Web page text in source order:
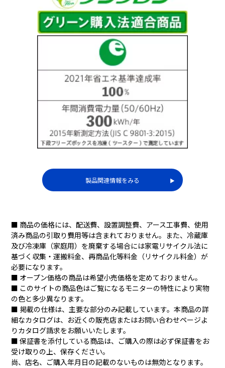
製品関連情報をみる ▶︎
■ 商品の価格には、配送費、設置調整費、アース工事費、使用
済み商品の引取り費用等は含まれておりません。また、冷蔵庫
及び冷凍庫（家庭用）を廃棄する場合には家電リサイクル法に
基づく収集・運搬料金、再商品化等料金（リサイクル料金）が
必要になります。
■ オープン価格の商品は希望小売価格を定めておりません。
■ このサイトの商品色はご覧になるモニターの特性により実物
の色と多少異なります。
■ 掲載の仕様は、主要な部分のみ記載しています。本商品の詳
細なカタログは、お近くの販売店またはお問い合わせページよ
りカタログ請求をお願いいたします。
■ 保証書を添付している商品は、ご購入の際は必ず保証書をお
受け取りの上、保存ください。
尚、店名、ご購入年月日の記載のないものは無効となります。